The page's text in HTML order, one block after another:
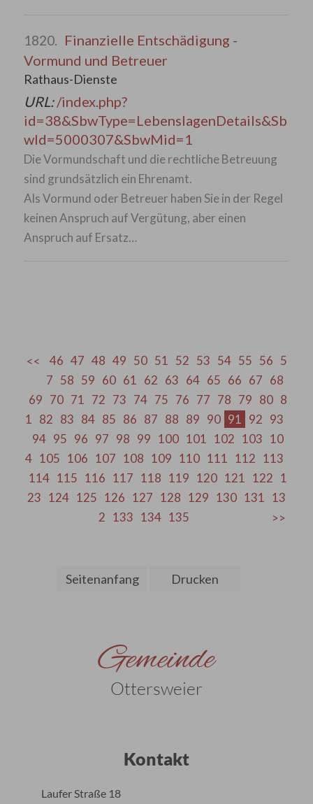
1820. Finanzielle Entschädigung -
Vormund und Betreuer
Rathaus-Dienste
URL:/index.php?
id=38&SbwType=LebenslagenDetails&Sb
wId=5000307&SbwMid=1
Die Vormundschaft und die rechtliche Betreuung
sind grundsätzlich ein Ehrenamt.
Als Vormund oder Betreuer haben Sie in der Regel
keinen Anspruch auf Vergütung, aber einen
Anspruch auf Ersatz…
46 47 48 49 50 51 52 53 54 55 56 5
7 58 59 60 61 62 63 64 65 66 67 68
69 70 71 72 73 74 75 76 77 78 79 80 8
1
82 83 84 85 86 87 88 89 90 91 92 93
94 95 96 97 98 99 100 101 102 103 10
4 105 106 107 108 109 110 111 112 113
114 115 116 117 118 119 120 121 122 1
23 124 125 126 127 128 129 130 131
13
2 133 134 135
Seitenanfang Drucken
Gemeinde
Ottersweier
Kontakt
Laufer Straße 18